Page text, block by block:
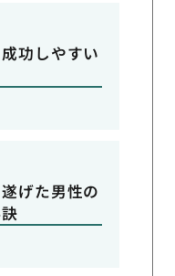
功しやすい
げた男性の